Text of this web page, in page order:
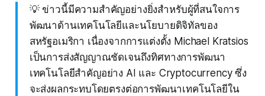
💡 ข่าวนี้มีความสำคัญอย่างยิ่งสำหรับผู้ที่สนใจการ
พัฒนาด้านเทคโนโลยีและนโยบายดิจิทัลของ
สหรัฐอเมริกา เนื่องจากการแต่งตั้ง Michael Kratsios
เป็นการส่งสัญญาณชัดเจนถึงทิศทางการพัฒนา
เทคโนโลยีสำคัญอย่าง AI และ Cryptocurrency ซึ่ง
จะส่งผลกระทบโดยตรงต่อการพัฒนาเทคโนโลยีใน